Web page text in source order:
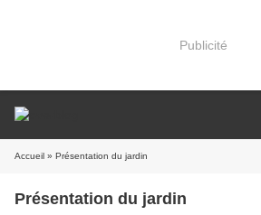
Publicité
Accueil » Présentation du jardin
Présentation du jardin